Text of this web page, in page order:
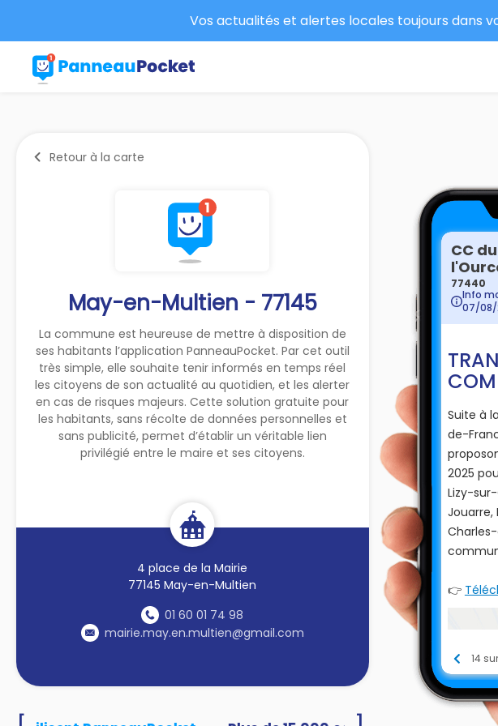
Vos actualités et alertes locales toujours dans
Retour à la carte
May-en-Multien - 77145
La commune est heureuse de mettre à disposition de
ses habitants l’application PanneauPocket. Par cet outil
très simple, elle souhaite tenir informés en temps réel
les citoyens de son actualité au quotidien, et les alerter
en cas de risques majeurs. Cette solution gratuite pour
les habitants, sans récolte de données personnelles et
sans publicité, permet d’établir un véritable lien
privilégié entre le maire et ses citoyens.
4 place de la Mairie
77145 May-en-Multien
01 60 01 74 98
mairie.may.en.multien@gmail.com
CC
77440
Info
07/08/
Suite à
de-
2025
Lizy-
Jouarre,
👉
14